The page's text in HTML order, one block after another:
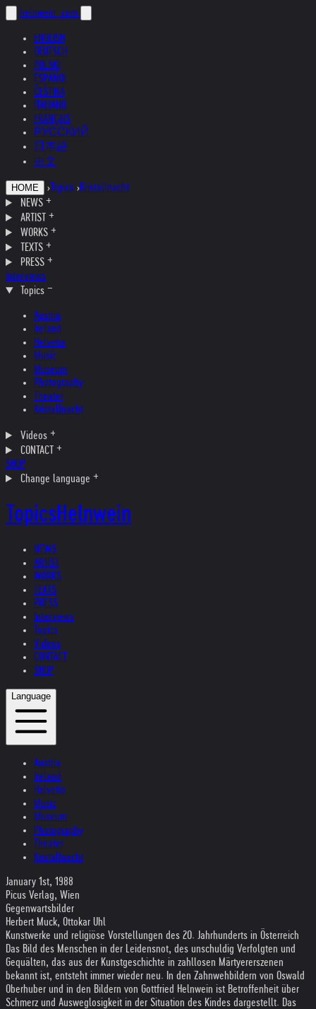
helnwein .com
ENGLISH
DEUTSCH
POLSKI
ESPAÑOL
ČEŠTINA
ITALIANO
FRANÇAIS
РУССКИЙ
日本語
中文
HOME › Topics ›Kristallnacht
NEWS
ARTIST
WORKS
TEXTS
PRESS
Interviews
Topics
Austria
Ireland
Helvetia
Music
Museum
Photography
Theater
Kristallnacht
Videos
CONTACT
SHOP
Change language
TopicsHelnwein
NEWS
ARTIST
WORKS
TEXTS
PRESS
Interviews
Topics
Videos
CONTACT
SHOP
Language
Austria
Ireland
Helvetia
Music
Museum
Photography
Theater
Kristallnacht
January 1st, 1988
Picus Verlag, Wien
Gegenwartsbilder
Herbert Muck, Ottokar Uhl
Kunstwerke und religiöse Vorstellungen des 20. Jahrhunderts in Österreich
Das Bild des Menschen in der Leidensnot, des unschuldig Verfolgten und
Gequälten, das aus der Kunstgeschichte in zahllosen Märtyererszenen
bekannt ist, entsteht immer wieder neu. In den Zahnwehbildern von Oswald
Oberhuber und in den Bildern von Gottfried Helnwein ist Betroffenheit über
Schmerz und Ausweglosigkeit in der Situation des Kindes dargestellt. Das